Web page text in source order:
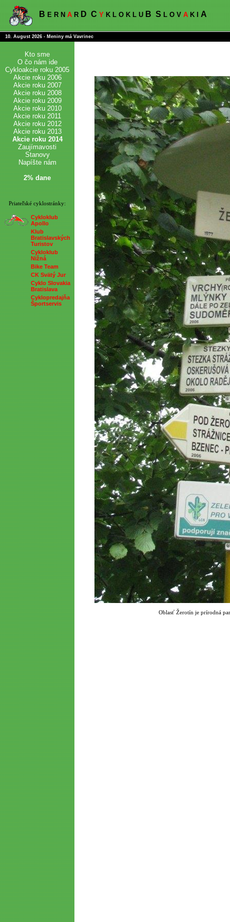
B E R N A R D C Y K L O K L U B S L O V A K I A
10. August 2026 - Meniny má Vavrinec
Kto sme
O čo nám ide
Cykloakcie roku 2005
Akcie roku 2006
Akcie roku 2007
Akcie roku 2008
Akcie roku 2009
Akcie roku 2010
Akcie roku 2011
Akcie roku 2012
Akcie roku 2013
Akcie roku 2014
Zaujímavosti
Stanovy
Napíšte nám
2% dane
Priateľské cyklostránky:
Cykloklub
Apollo
Klub
Bratislavských
Turistov
Cykloklub
Nižná
Bike Team
CK Svätý Jur
Cyklo Slovakia
Bratislava
Cyklopredajňa
Športservis
Oblasť Žerotín je prírodná